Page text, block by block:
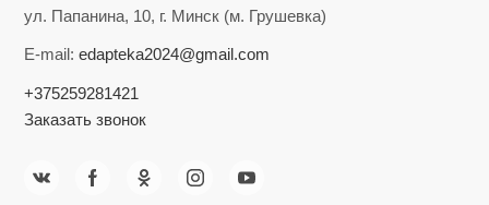
ул. Папанина, 10, г. Минск (м. Грушевка)
E-mail: edapteka2024@gmail.com
+375259281421
Заказать звонок